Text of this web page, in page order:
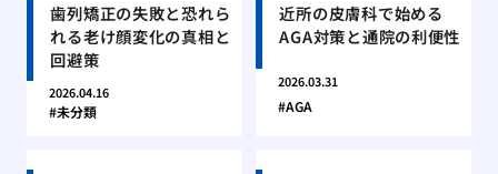
歯列矯正の失敗と恐れら
れる老け顔変化の真相と
回避策
2026.04.16
未分類
近所の皮膚科で始める
AGA対策と通院の利便性
2026.03.31
AGA